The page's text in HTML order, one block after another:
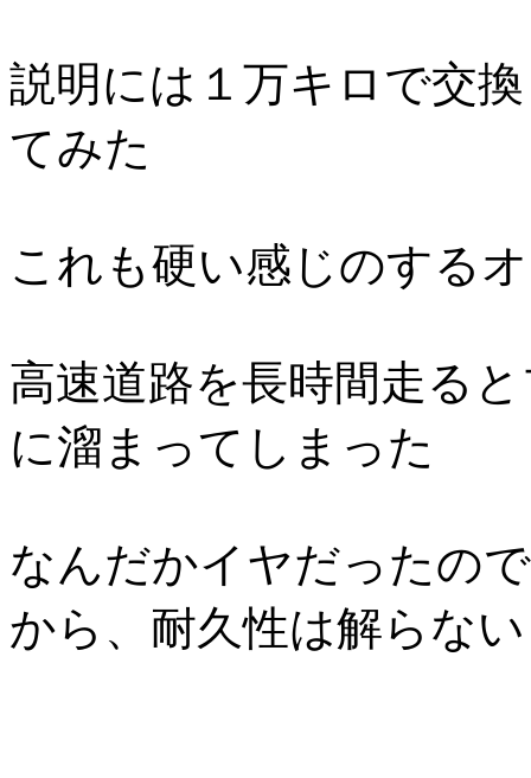
説明には１万キロで交
てみた
これも硬い感じのする
高速道路を長時間走る
に溜まってしまった
なんだかイヤだったの
から、耐久性は解らな